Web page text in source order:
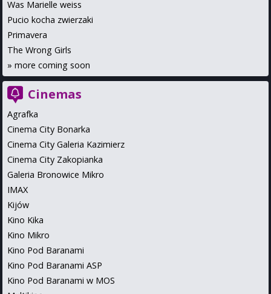
Was Marielle weiss
Pucio kocha zwierzaki
Primavera
The Wrong Girls
» more coming soon
Cinemas
Agrafka
Cinema City Bonarka
Cinema City Galeria Kazimierz
Cinema City Zakopianka
Galeria Bronowice Mikro
IMAX
Kijów
Kino Kika
Kino Mikro
Kino Pod Baranami
Kino Pod Baranami ASP
Kino Pod Baranami w MOS